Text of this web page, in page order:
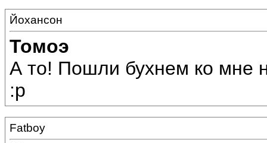
Йохансон
Томоэ
А то! Пошли бухнем ко мне
:p
Fatboy